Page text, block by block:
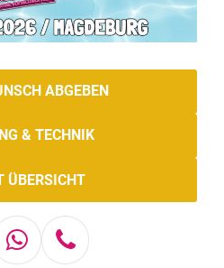
ABGEBEN
& TECHNIK
ÜBERSICHT
Whatsapp
Telefon